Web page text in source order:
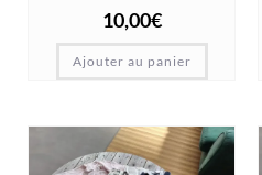
10,00€
Ajouter au panier